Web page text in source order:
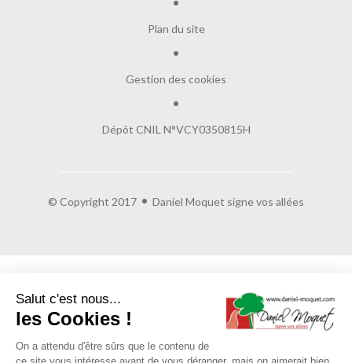
Plan du site
Gestion des cookies
Dépôt CNIL N°VCY0350815H
© Copyright 2017 Daniel Moquet signe vos allées
Salut c'est nous...
les Cookies !
On a attendu d'être sûrs que le contenu de